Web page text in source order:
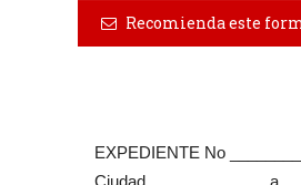
Recomienda este
EXPEDIENTE No